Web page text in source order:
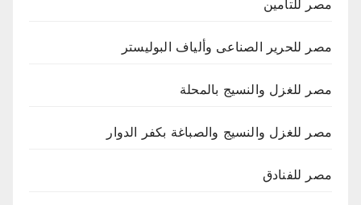
مصر للتأمين
مصر للحرير الصناعى وألياف البوليستر
مصر للغزل والنسيج بالمحلة
مصر للغزل والنسيج والصباغة بكفر الدوار
مصر للفنادق